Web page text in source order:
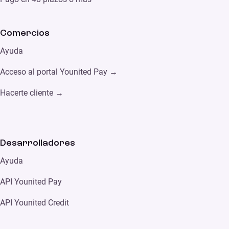
Comercios
Ayuda
Acceso al portal Younited Pay →
Hacerte cliente →
Desarrolladores
Ayuda
API Younited Pay
API Younited Credit